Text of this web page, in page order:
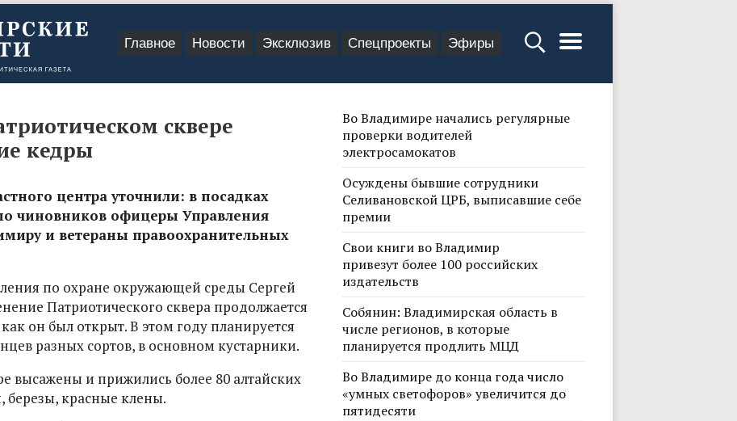
Главное Новости Эксклюзив Спецпроекты Эфиры
сквере
кедры
центра уточнили: в посадках
чиновников офицеры Управления
и ветераны правоохранительных
по охране окружающей среды Сергей
Патриотического сквера продолжается
он был открыт. В этом году планируется
разных сортов, в основном кустарники.
высажены и прижились более 80 алтайских
березы, красные клены.
Во Владимире начались регулярные
проверки водителей
электросамокатов
Осуждены бывшие сотрудники
Селивановской ЦРБ, выписавшие себе
премии
Свои книги во Владимир
привезут более 100 российских
издательств
Собянин: Владимирская область в
числе регионов, в которые
планируется продлить МЦД
Во Владимире до конца года число
«умных светофоров» увеличится до
пятидесяти